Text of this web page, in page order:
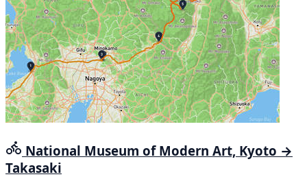
National Museum of Modern Art, Kyoto →
Takasaki